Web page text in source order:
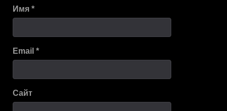
Имя *
Email *
Сайт